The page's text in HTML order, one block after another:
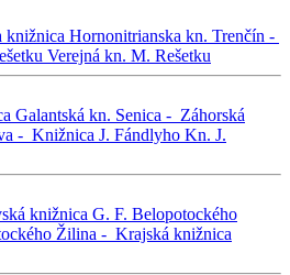
knižnica Hornonitrianska kn. Trenčín -
Verejná kn. M. Rešetku
Galantská kn. Senica - Záhorská
- Knižnica J. Fándlyho Kn. J.
knižnica G. F. Belopotockého
Žilina - Krajská knižnica